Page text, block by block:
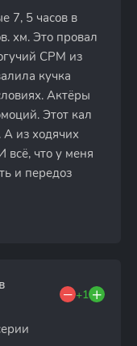
7, 5 часов в
хм. Это провал
СРМ из
кучка
Актёры
Этот кал
из ходячих
всё, что у меня
и передоз
+1